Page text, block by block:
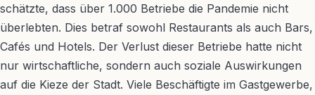
schätzte, dass über 1.000 Betriebe die Pandemie nicht
überlebten. Dies betraf sowohl Restaurants als auch Bars,
Cafés und Hotels. Der Verlust dieser Betriebe hatte nicht
nur wirtschaftliche, sondern auch soziale Auswirkungen
auf die Kieze der Stadt. Viele Beschäftigte im Gastgewerbe,